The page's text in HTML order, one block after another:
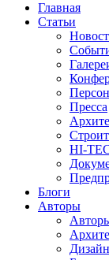
Главная
Статьи
Пресса
HI-
Блоги
Авторы